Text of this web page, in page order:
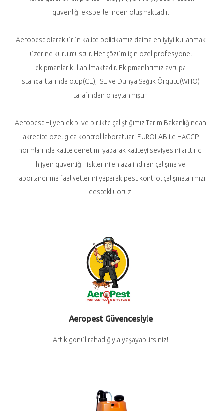
güvenliği eksperlerinden oluşmaktadır.
Aeropest olarak ürün kalite politikamız daima en iyiyi kullanmak
üzerine kurulmustur. Her çözüm için özel profesyonel
ekipmanlar kullanılmaktadır. Ekipmanlarımız avrupa
standartlarında olup(CE),TSE ve Dünya Sağlık Örgütü(WHO)
tarafından onaylanmıştır.
Aeropest Hijyen ekibi ve birlikte çalıştığımız Tarım Bakanlığından
akredite özel gıda kontrol laboratuarı EUROLAB ile HACCP
normlarında kalite denetimi yaparak kaliteyi seviyesini arttırıcı
hijyen güvenliği risklerini en aza indiren çalışma ve
raporlandırma faaliyetlerini yaparak pest kontrol çalışmalarımızı
destekliuoruz.
Aeropest Güvencesiyle
Artık gönül rahatlığıyla yaşayabilirsiniz!